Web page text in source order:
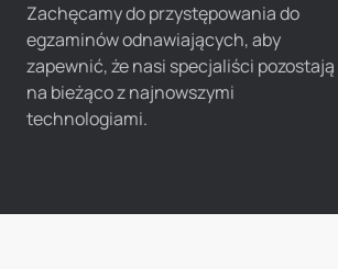
Zachęcamy do przystępowania do
egzaminów odnawiających, aby
zapewnić, że nasi specjaliści pozostają
na bieżąco z najnowszymi
technologiami.